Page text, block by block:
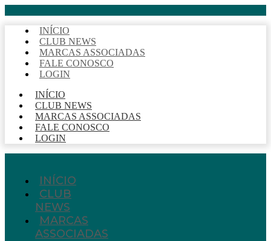
INÍCIO
CLUB NEWS
MARCAS ASSOCIADAS
FALE CONOSCO
LOGIN
INÍCIO
CLUB NEWS
MARCAS ASSOCIADAS
FALE CONOSCO
LOGIN
INÍCIO
CLUB
NEWS
MARCAS
ASSOCIADAS